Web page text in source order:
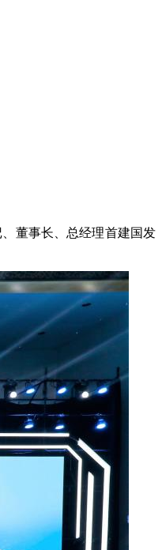
董事长、总经理首建国发